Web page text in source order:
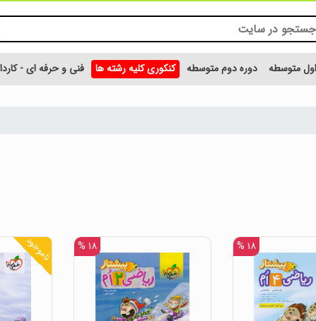
متوسطه دوره دوم متوسطه کنکوری کلیه رشته ها فنی و حرفه ای -
۱۸ % ۱۸ % ناموجود